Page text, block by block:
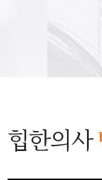
힙한의사